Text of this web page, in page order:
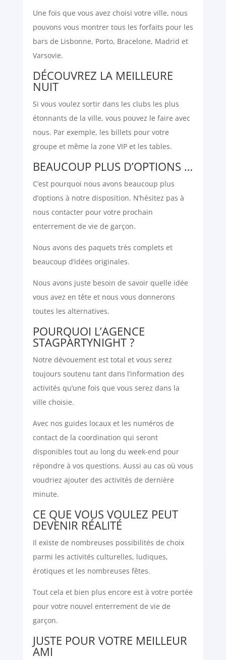
Une fois que vous avez choisi votre ville, nous
pouvons vous montrer tous les forfaits pour les
bars de Lisbonne, Porto, Bracelone, Madrid et
Varsovie.
DÉCOUVREZ LA MEILLEURE
NUIT
Si vous voulez sortir dans les clubs les plus
étonnants de la ville, vous pouvez le faire avec
nous. Par exemple, les billets pour votre
groupe et même la zone VIP et les tables.
BEAUCOUP PLUS D’OPTIONS …
C’est pourquoi nous avons beaucoup plus
d’options à notre disposition. N’hésitez pas à
nous contacter pour votre prochain
enterrement de vie de garçon.
Nous avons des paquets très complets et
beaucoup d’idées originales.
Nous avons juste besoin de savoir quelle idée
vous avez en tête et nous vous donnerons
toutes les alternatives.
POURQUOI L’AGENCE
STAGPARTYNIGHT ?
Notre dévouement est total et vous serez
toujours soutenu tant dans l’information des
activités qu’une fois que vous serez dans la
ville choisie.
Avec nos guides locaux et les numéros de
contact de la coordination qui seront
disponibles tout au long du week-end pour
répondre à vos questions. Aussi au cas où vous
voudriez ajouter des activités de dernière
minute.
CE QUE VOUS VOULEZ PEUT
DEVENIR RÉALITÉ
Il existe de nombreuses possibilités de choix
parmi les activités culturelles, ludiques,
érotiques et les nombreuses fêtes.
Tout cela et bien plus encore est à votre portée
pour votre nouvel enterrement de vie de
garçon.
JUSTE POUR VOTRE MEILLEUR
AMI